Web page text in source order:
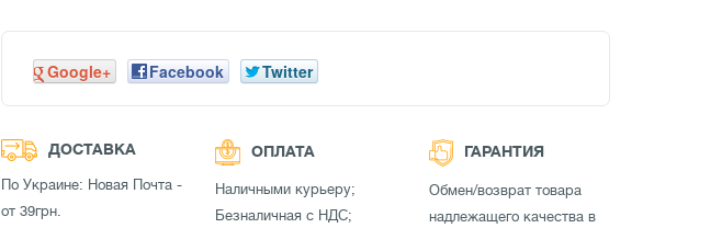
Google+ Facebook Twitter
ДОСТАВКА
По Украине: Новая Почта -
от 39грн.
ОПЛАТА
Наличными курьеру;
Безналичная с НДС;
ГАРАНТИЯ
Обмен/возврат товара
надлежащего качества в